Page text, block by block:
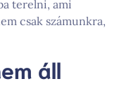
terelni, ami
csak számunkra,
áll